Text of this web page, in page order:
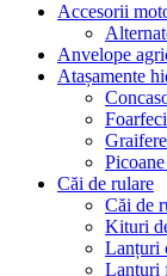
Accesorii
Anvelope
Atașamente
Căi de rulare
Căi de
Kituri
Lanțuri
Lanțuri